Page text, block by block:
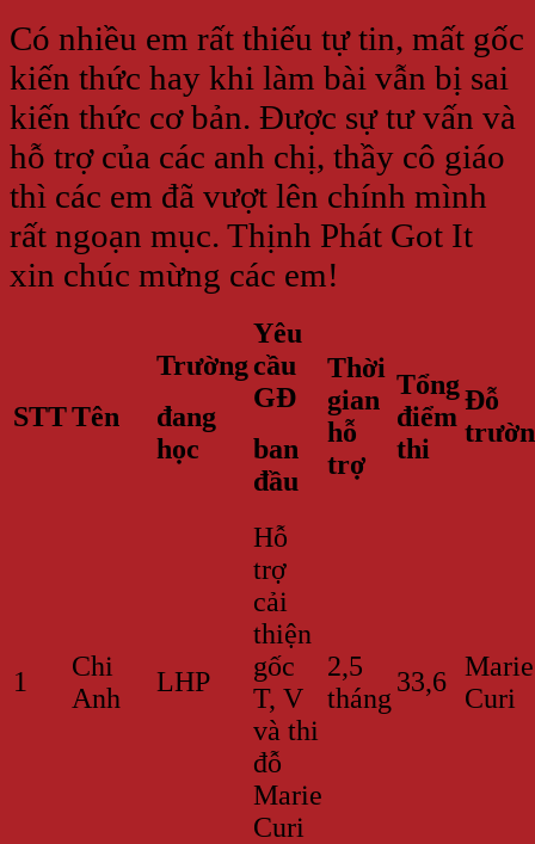
Có nhiều em rất thiếu tự tin, mất gốc
kiến thức hay khi làm bài vẫn bị sai
kiến thức cơ bản. Được sự tư vấn và
hỗ trợ của các anh chị, thầy cô giáo
thì các em đã vượt lên chính mình
rất ngoạn mục. Thịnh Phát Got It
xin chúc mừng các em!
STTTên
Trường
đang
học
Yêu
cầu
GĐ
ban
đầu
Thời
gian
hỗ
trợ
Tổng
điểm
thi
Đỗ
1
Chi
Anh
LHP
Hỗ
trợ
cải
thiện
gốc
T, V
và thi
đỗ
Marie
Curi
2,5
tháng
33,6 Marie
Curi